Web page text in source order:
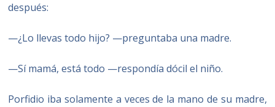
después:
—¿Lo llevas todo hijo? —preguntaba una madre.
—Sí mamá, está todo —respondía dócil el niño.
Porfidio iba solamente a veces de la mano de su madre,